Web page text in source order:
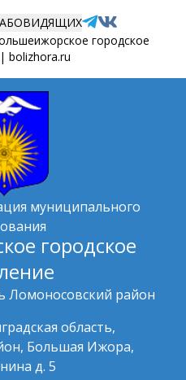
городское
bolizhora.ru
муниципального
городское
Ломоносовский район
область,
Большая Ижора,
д. 5